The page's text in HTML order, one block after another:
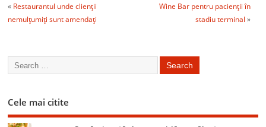
« Restaurantul unde clienţii
nemulţumiţi sunt amendaţi
Wine Bar pentru pacienţii în
stadiu terminal »
Cele mai citite